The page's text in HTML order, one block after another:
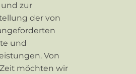
zur
der von
und
Von
möchten wir